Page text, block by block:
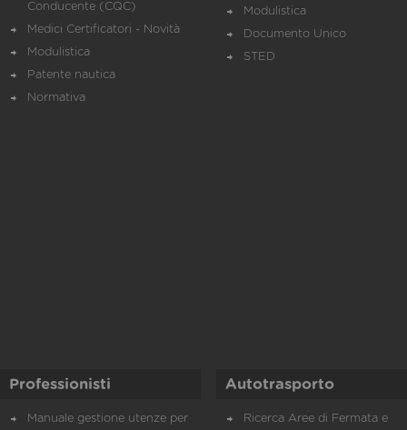
Conducente (CQC)
Medici Certificatori - Novità
Modulistica
Patente nautica
Normativa
Modulistica
Documento Unico
STED
Professionisti
Manuale gestione utenze per
Autotrasporto
Ricerca Aree di Fermata e